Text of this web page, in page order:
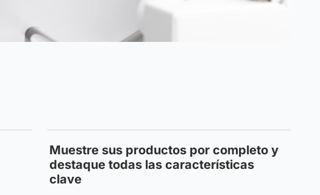
Muestre sus productos por completo y
destaque todas las características
clave